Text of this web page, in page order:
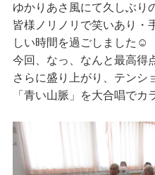
ゆかりあさ風にて久しぶり
皆様ノリノリで笑いあり・
しい時間を過ごしました☺
今回、なっ、なんと最高得
さらに盛り上がり、テンシ
「青い山脈」を大合唱でカ